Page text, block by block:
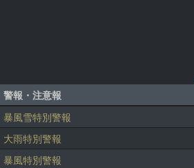
警報・注意報
暴風雪特別警報
大雨特別警報
暴風特別警報